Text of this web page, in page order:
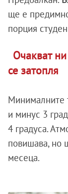
ще е
порция
Очакват
се затопля
Минималните
и минус 3
4 градуса.
повишава, но
месеца.